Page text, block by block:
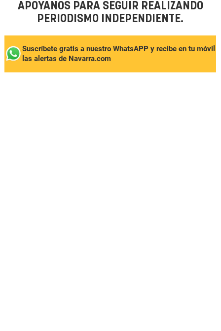
APÓYANOS PARA SEGUIR REALIZANDO
PERIODISMO INDEPENDIENTE.
Suscríbete gratis a nuestro WhatsAPP y recibe en tu móvil
las alertas de Navarra.com